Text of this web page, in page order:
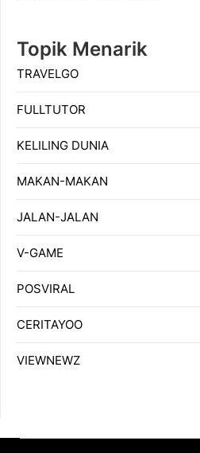
Topik Menarik
TRAVELGO
FULLTUTOR
KELILING DUNIA
MAKAN-MAKAN
JALAN-JALAN
V-GAME
POSVIRAL
CERITAYOO
VIEWNEWZ